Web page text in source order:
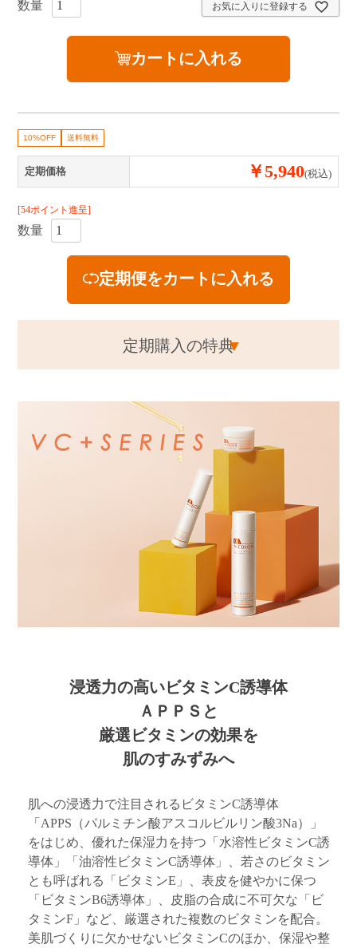
よくあるご質問
ショッピングガイド
言語（LANGUAGE）
お問い合わせ
お気に入りに登録する
カートに入れる
10%OFF 送料無料
定期価格 ￥5,940(税込)
[54ポイント進呈]
数量
定期便をカートに入れる
定期購入の特典
浸透力の高いビタミンC誘導体
ＡＰＰＳと
厳選ビタミンの効果を
肌のすみずみへ
肌への浸透力で注目されるビタミンC誘導体
「APPS（パルミチン酸アスコルビルリン酸3Na）」
をはじめ、優れた保湿力を持つ「水溶性ビタミンC誘
導体」「油溶性ビタミンC誘導体」、若さのビタミン
とも呼ばれる「ビタミンE」、表皮を健やかに保つ
「ビタミンB6誘導体」、皮脂の合成に不可欠な「ビ
タミンF」など、厳選された複数のビタミンを配合。
美肌づくりに欠かせないビタミンCのほか、保湿や整